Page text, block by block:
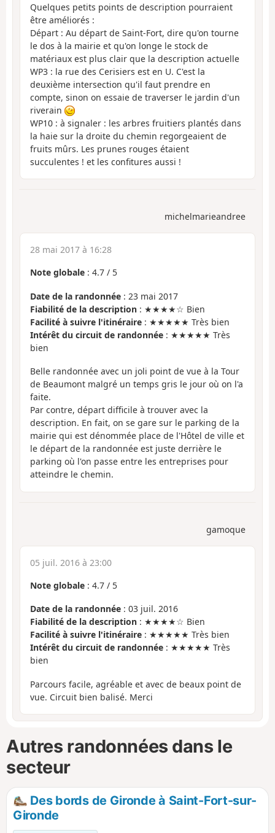
Quelques petits points de description pourraient
être améliorés :
Départ : Au départ de Saint-Fort, dire qu'on tourne
le dos à la mairie et qu'on longe le stock de
matériaux est plus clair que la description actuelle
WP3 : la rue des Cerisiers est en U. C'est la
deuxième intersection qu'il faut prendre en
compte, sinon on essaie de traverser le jardin d'un
riverain
WP10 : à signaler : les arbres fruitiers plantés dans
la haie sur la droite du chemin regorgeaient de
fruits mûrs. Les prunes rouges étaient
succulentes ! et les confitures aussi !
michelmarieandree
28 mai 2017 à 16:28
Note globale : 4.7 / 5
Date de la randonnée : 23 mai 2017
Fiabilité de la description : ★★★★☆ Bien
Facilité à suivre l'itinéraire : ★★★★★ Très bien
Intérêt du circuit de randonnée : ★★★★★ Très
bien
Belle randonnée avec un joli point de vue à la Tour
de Beaumont malgré un temps gris le jour où on l'a
faite.
Par contre, départ difficile à trouver avec la
description. En fait, on se gare sur le parking de la
mairie qui est dénommée place de l'Hôtel de ville et
le départ de la randonnée est juste derrière le
parking où l'on passe entre les entreprises pour
atteindre le chemin.
gamoque
05 juil. 2016 à 23:00
Note globale : 4.7 / 5
Date de la randonnée : 03 juil. 2016
Fiabilité de la description : ★★★★☆ Bien
Facilité à suivre l'itinéraire : ★★★★★ Très bien
Intérêt du circuit de randonnée : ★★★★★ Très
bien
Parcours facile, agréable et avec de beaux point de
vue. Circuit bien balisé. Merci
Autres randonnées dans le
secteur
Des bords de Gironde à Saint-Fort-sur-
Gironde